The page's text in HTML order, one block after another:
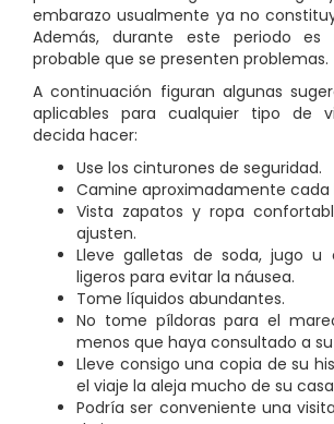
embarazo usualmente ya no
Además, durante este periodo es
probable que se presenten problemas.
A continuación figuran algunas
aplicables para cualquier tipo de
decida hacer:
Use los cinturones de seguridad.
Camine aproximadamente cada
Vista zapatos y ropa
ajusten.
Lleve galletas de soda, jugo u
ligeros para evitar la náusea.
Tome líquidos abundantes.
No tome píldoras para el
menos que haya consultado a
Lleve consigo una copia de su
el viaje la aleja mucho de su
Podría ser conveniente una